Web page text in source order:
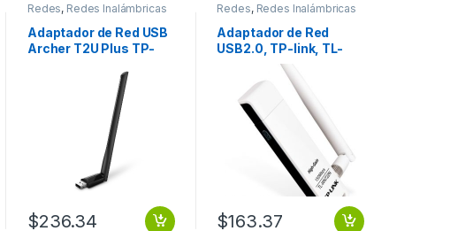
Redes, Redes Inalámbricas
Adaptador de Red USB
Archer T2U Plus TP-
WLAN, 600Mbit/s,
ADAPTER 433MBPS AT
$236.34
Redes, Redes Inalámbricas
Adaptador de Red
USB2.0, TP-link, TL-
WN722N, alta
ganancia 150Mbps
2.4Ghz, 1 antena de
4dBi ALTA GANANCIA
150MBPS
$163.37